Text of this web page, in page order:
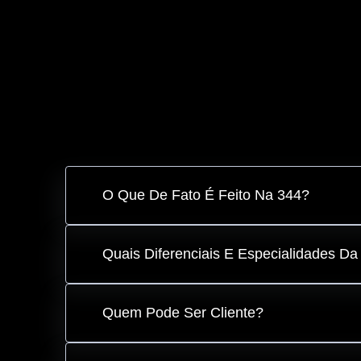
O Que De Fato É Feito Na 344?
Quais Diferenciais E Especialidades Da
Quem Pode Ser Cliente?